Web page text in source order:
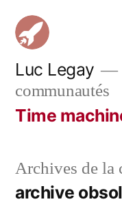
Aller
contenu
Luc Legay
communautés
Time
Archives de la
archive